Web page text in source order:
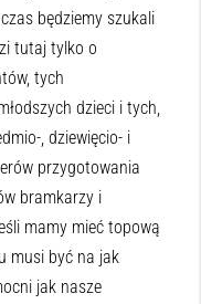
będziemy szukali
tutaj tylko o
tych
dzieci i tych,
, dziewięcio- i
przygotowania
bramkarzy i
mamy mieć topową
musi być na jak
jak nasze